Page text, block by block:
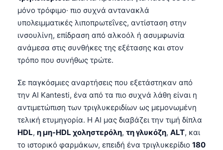
μόνο τρόφιμο· πιο συχνά αντανακλά
υπολειμματικές λιποπρωτεΐνες, αντίσταση στην
ινσουλίνη, επίδραση από αλκοόλ ή ασυμφωνία
ανάμεσα στις συνθήκες της εξέτασης και στον
τρόπο που συνήθως τρώτε.
Σε παγκόσμιες αναρτήσεις που εξετάστηκαν από
την AI Kantesti, ένα από τα πιο συχνά λάθη είναι η
αντιμετώπιση των τριγλυκεριδίων ως μεμονωμένη
τελική ετυμηγορία. Η AI μας διαβάζει την τιμή δίπλα
HDL, η μη-HDL χοληστερόλη, τη γλυκόζη, ALT, και
το ιστορικό φαρμάκων, επειδή ένα τριγλυκερίδιο 180